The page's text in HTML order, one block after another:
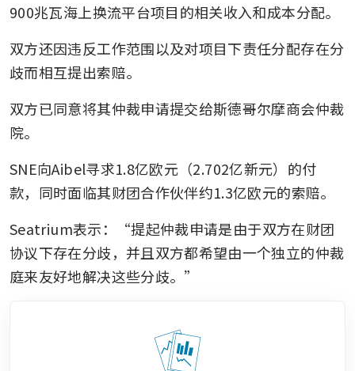
900兆瓦海上换流平台项目的相关收入和成本分配。
双方还因违反工作范围以及对项目下责任分配存在分
歧而相互提出索赔。
双方已同意将其仲裁申请提交给斯德哥尔摩商会仲裁
院。
SNE向Aibel寻求1.8亿欧元（2.702亿新元）的付
款，同时面临其财团合作伙伴约1.3亿欧元的索赔。
Seatrium表示：“提起仲裁申请是由于双方在财团
协议下存在分歧，并且双方都希望由一个独立的仲裁
庭来友好地解决这些分歧。”